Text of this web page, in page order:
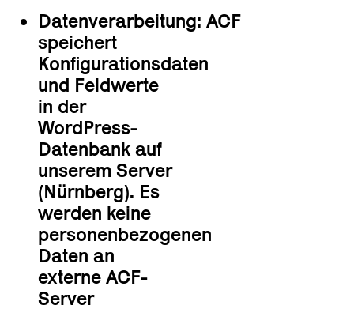
Datenverarbeitung: ACF
speichert
Konfigurationsdaten
und Feldwerte
in der
WordPress-
Datenbank auf
unserem Server
(Nürnberg). Es
werden keine
personenbezogenen
Daten an
externe ACF-
Server